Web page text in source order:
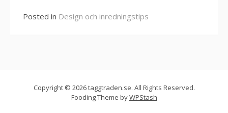
Posted in Design och inredningstips
Copyright © 2026 taggtraden.se. All Rights Reserved.
Fooding Theme byWPStash